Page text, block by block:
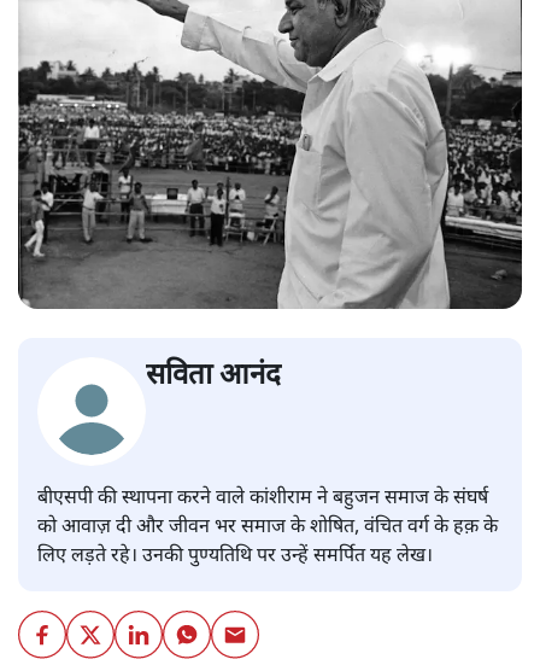
सविता आनंद
बीएसपी की स्थापना करने वाले कांशीराम ने बहुजन समाज के संघर्ष
को आवाज़ दी और जीवन भर समाज के शोषित, वंचित वर्ग के हक़ के
लिए लड़ते रहे। उनकी पुण्यतिथि पर उन्हें समर्पित यह लेख।